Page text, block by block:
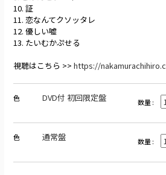
10. 証
11. 恋なんてクソッタレ
12. 優しい嘘
13. たいむかぷせる
視聴はこちら >> https://
色 DVD付 初回限定盤 数量 :
色 通常盤 数量 :